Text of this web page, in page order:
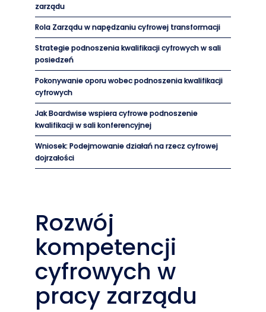
zarządu
Rola Zarządu w napędzaniu cyfrowej transformacji
Strategie podnoszenia kwalifikacji cyfrowych w sali
posiedzeń
Pokonywanie oporu wobec podnoszenia kwalifikacji
cyfrowych
Jak Boardwise wspiera cyfrowe podnoszenie
kwalifikacji w sali konferencyjnej
Wniosek: Podejmowanie działań na rzecz cyfrowej
dojrzałości
Rozwój
kompetencji
cyfrowych w
pracy zarządu